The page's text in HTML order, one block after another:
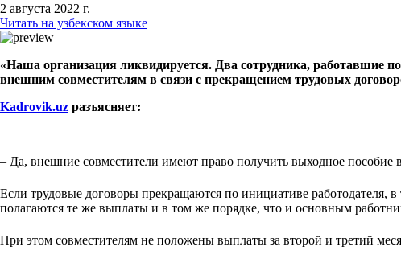
2 августа 2022 г.
Читать на узбекском языке
«Наша организация ликвидируется. Два сотрудника, работавшие
внешним совместителям в связи с прекращением трудовых
Kadrovik.uz разъясняет:
– Да, внешние совместители имеют право получить выходное пособие
Если трудовые договоры прекращаются по инициативе работодателя,
полагаются те же выплаты и в том же порядке, что и основным
При этом совместителям не положены выплаты за второй и третий